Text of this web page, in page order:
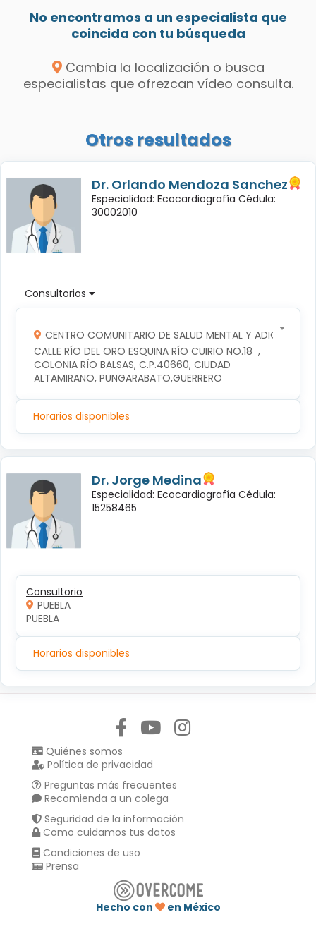
No encontramos a un especialista que
coincida con tu búsqueda
Cambia la localización o busca
especialistas que ofrezcan vídeo consulta.
Otros resultados
Dr. Orlando Mendoza Sanchez
Especialidad: Ecocardiografía Cédula:
30002010
Consultorios
CENTRO COMUNITARIO DE SALUD MENTAL Y
CALLE RÍO DEL ORO ESQUINA RÍO CUIRIO NO.18  ,
COLONIA RÍO BALSAS, C.P.40660, CIUDAD
ALTAMIRANO, PUNGARABATO,GUERRERO
Horarios disponibles
Dr. Jorge Medina
Especialidad: Ecocardiografía Cédula:
15258465
Consultorio
PUEBLA
PUEBLA
Horarios disponibles
Quiénes somos
Política de privacidad
Preguntas más frecuentes
Recomienda a un colega
Seguridad de la información
Como cuidamos tus datos
Condiciones de uso
Prensa
Hecho con
en México